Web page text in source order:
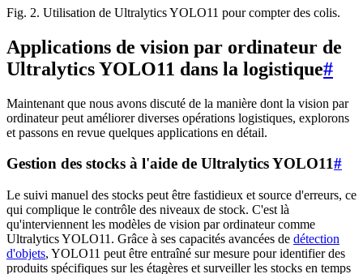
Fig. 2. Utilisation de Ultralytics YOLO11 pour compter des colis.
Applications de vision par ordinateur de
Ultralytics YOLO11 dans la logistique#
Maintenant que nous avons discuté de la manière dont la vision par
ordinateur peut améliorer diverses opérations logistiques, explorons
et passons en revue quelques applications en détail.
Gestion des stocks à l'aide de Ultralytics YOLO11#
Le suivi manuel des stocks peut être fastidieux et source d'erreurs, ce
qui complique le contrôle des niveaux de stock. C'est là
qu'interviennent les modèles de vision par ordinateur comme
Ultralytics YOLO11. Grâce à ses capacités avancées de détection
d'objets, YOLO11 peut être entraîné sur mesure pour identifier des
produits spécifiques sur les étagères et surveiller les stocks en temps